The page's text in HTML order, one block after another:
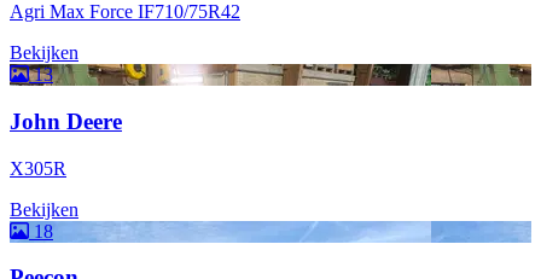
Agri Max Force IF710/75R42
Bekijken
13
John Deere
X305R
Bekijken
18